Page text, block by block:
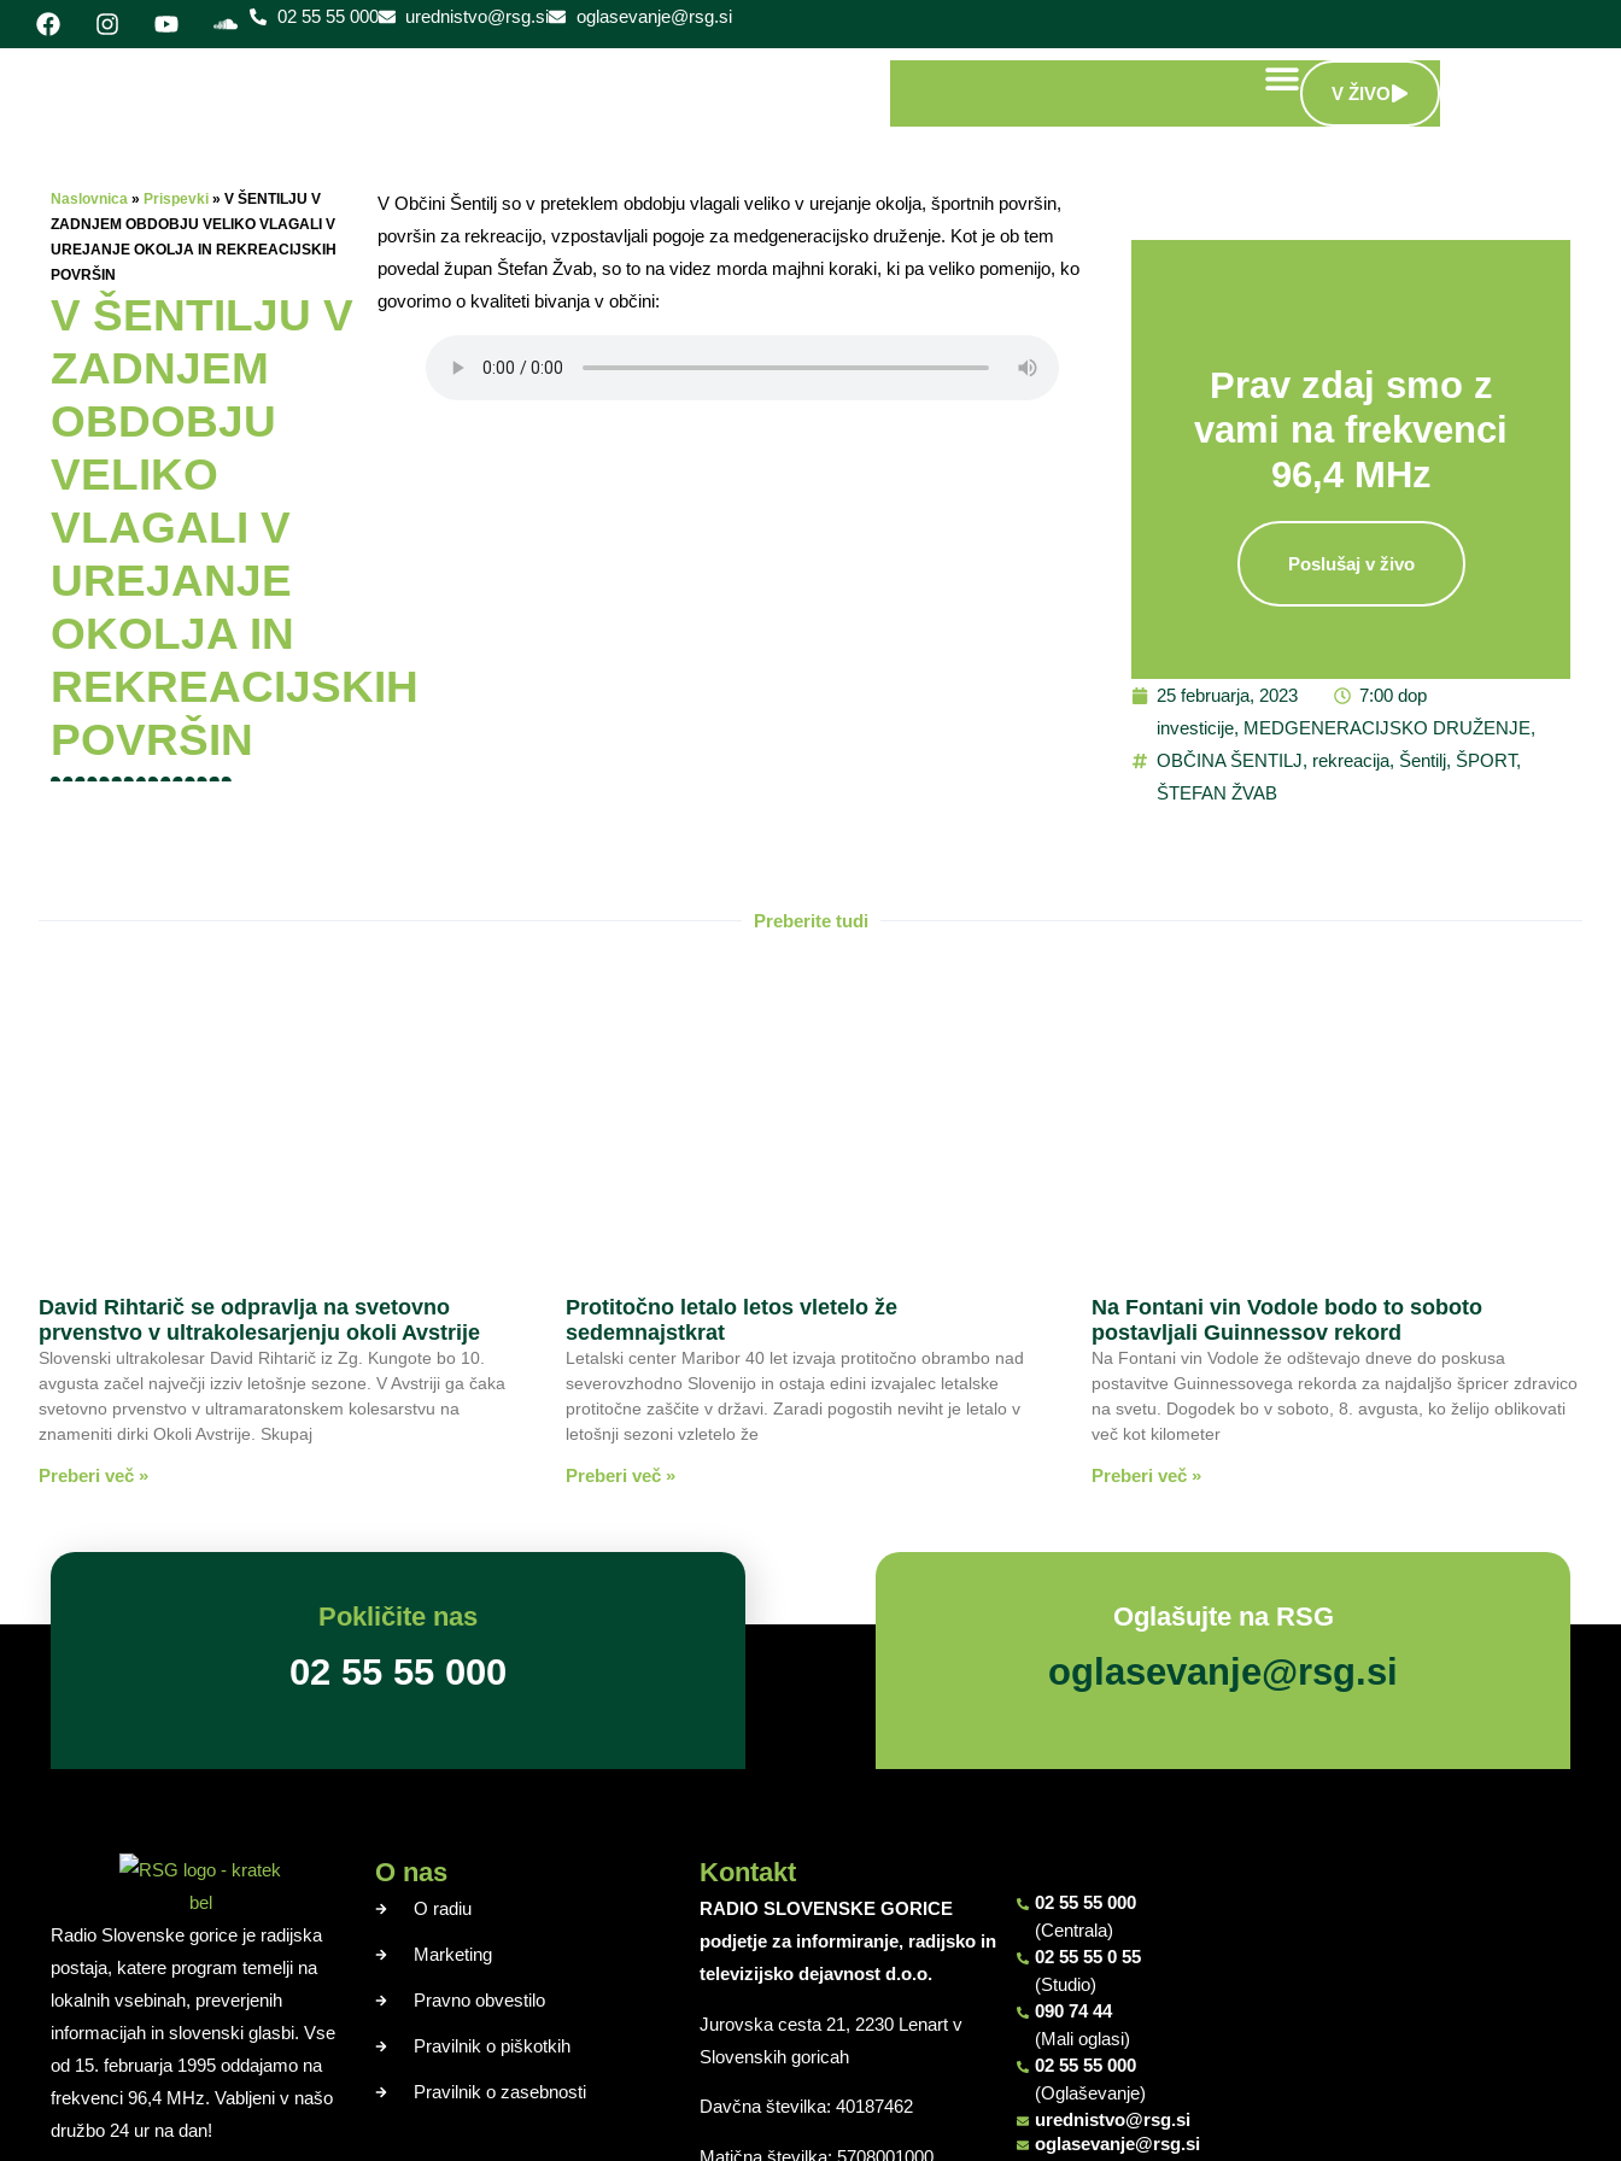
02 55 55 000 urednistvo@rsg.si oglasevanje@rsg.si
V ŽIVO
Naslovnica » Prispevki » V ŠENTILJU V
ZADNJEM OBDOBJU VELIKO VLAGALI V
UREJANJE OKOLJA IN REKREACIJSKIH
POVRŠIN
V ŠENTILJU V
ZADNJEM
OBDOBJU
VELIKO
VLAGALI V
UREJANJE
OKOLJA IN
REKREACIJSKIH
POVRŠIN
V Občini Šentilj so v preteklem obdobju vlagali veliko v urejanje okolja, športnih površin,
površin za rekreacijo, vzpostavljali pogoje za medgeneracijsko druženje. Kot je ob tem
povedal župan Štefan Žvab, so to na videz morda majhni koraki, ki pa veliko pomenijo, ko
govorimo o kvaliteti bivanja v občini:
Prav zdaj smo z
vami na frekvenci
96,4 MHz
Poslušaj v živo
25 februarja, 2023
7:00 dop
investicije, MEDGENERACIJSKO DRUŽENJE,
OBČINA ŠENTILJ, rekreacija, Šentilj, ŠPORT,
ŠTEFAN ŽVAB
Preberite tudi
David Rihtarič se odpravlja na svetovno
prvenstvo v ultrakolesarjenju okoli Avstrije
Slovenski ultrakolesar David Rihtarič iz Zg. Kungote bo 10.
avgusta začel največji izziv letošnje sezone. V Avstriji ga čaka
svetovno prvenstvo v ultramaratonskem kolesarstvu na
znameniti dirki Okoli Avstrije. Skupaj
Preberi več »
Protitočno letalo letos vletelo že
sedemnajstkrat
Letalski center Maribor 40 let izvaja protitočno obrambo nad
severovzhodno Slovenijo in ostaja edini izvajalec letalske
protitočne zaščite v državi. Zaradi pogostih neviht je letalo v
letošnji sezoni vzletelo že
Preberi več »
Na Fontani vin Vodole bodo to soboto
postavljali Guinnessov rekord
Na Fontani vin Vodole že odštevajo dneve do poskusa
postavitve Guinnessovega rekorda za najdaljšo špricer zdravico
na svetu. Dogodek bo v soboto, 8. avgusta, ko želijo oblikovati
več kot kilometer
Preberi več »
Pokličite nas
02 55 55 000
Oglašujte na RSG
oglasevanje@rsg.si
Radio Slovenske gorice je radijska
postaja, katere program temelji na
lokalnih vsebinah, preverjenih
informacijah in slovenski glasbi. Vse
od 15. februarja 1995 oddajamo na
frekvenci 96,4 MHz. Vabljeni v našo
družbo 24 ur na dan!
O nas
O radiu
Marketing
Pravno obvestilo
Pravilnik o piškotkih
Pravilnik o zasebnosti
Kontakt
RADIO SLOVENSKE GORICE
podjetje za informiranje, radijsko in
televizijsko dejavnost d.o.o.
Jurovska cesta 21, 2230 Lenart v
Slovenskih goricah
Davčna številka: 40187462
Matična številka: 5708001000
02 55 55 000
(Centrala)
02 55 55 0 55
(Studio)
090 74 44
(Mali oglasi)
02 55 55 000
(Oglaševanje)
urednistvo@rsg.si
oglasevanje@rsg.si